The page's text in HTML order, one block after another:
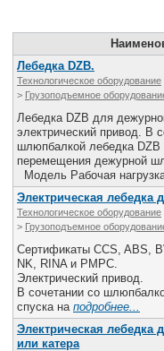
Конференции
Выставки и семинары
Личности
Лебедка DZB.
Технологическое оборудование
> Грузоподъемное
Лебедка DZB для
электрический привод. В
шлюпбалкой лебедка DZB
перемещения дежурной
Модель Рабочая
Электрическая
Технологическое оборудование
> Грузоподъемное
Сертификаты CCS, ABS,
NK, RINA и РМРС.
Электрический привод.
В сочетании со
спуска на подробнее...
Электрическая
или катера